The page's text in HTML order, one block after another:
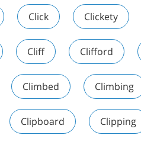
Click Clickety
Cliff Clifford
Climbed Climbing
Clipboard Clipping